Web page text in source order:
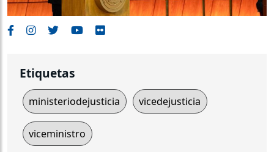
Etiquetas
ministeriodejusticia vicedejusticia
viceministro